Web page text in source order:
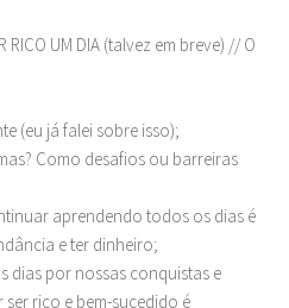
RICO UM DIA (talvez em breve) // O
(eu já falei sobre isso);
Como desafios ou barreiras
aprendendo todos os dias é
e ter dinheiro;
dias por nossas conquistas e
rico e bem-sucedido é